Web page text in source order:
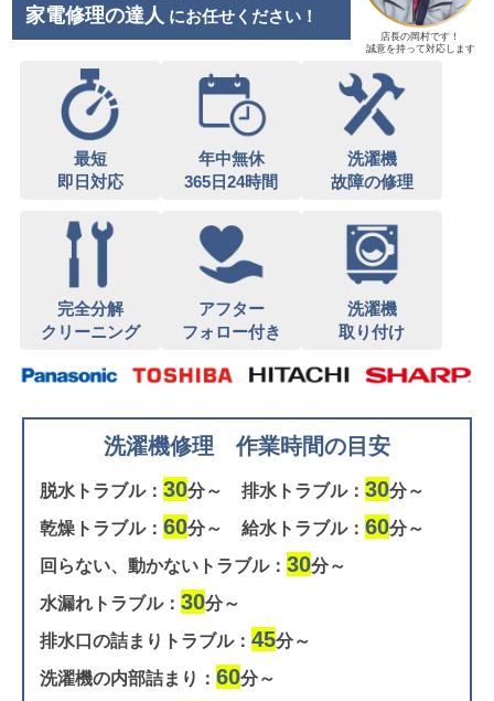
家電修理の達人 にお任せください！
店長の岡村です！
誠意を持って対応します
最短
即日対応
年中無休
365日24時間
洗濯機
故障の修理
完全分解
クリーニング
アフター
フォロー付き
洗濯機
取り付け
洗濯機修理 作業時間の目安
脱水トラブル： 30分～ 排水トラブル： 30分～
乾燥トラブル： 60分～ 給水トラブル： 60分～
回らない、動かないトラブル： 30分～
水漏れトラブル： 30分～
排水口の詰まりトラブル： 45分～
洗濯機の内部詰まり： 60分～